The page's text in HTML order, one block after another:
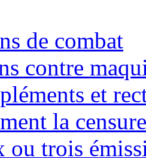
de combat
contre
et
la
ou trois